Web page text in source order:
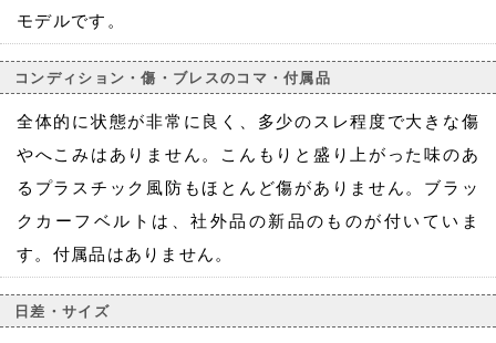
モデルです。
コンディション・傷・ブレスのコマ・付属品
全体的に状態が非常に良く、多少のスレ程度で大きな傷
やへこみはありません。こんもりと盛り上がった味のあ
るプラスチック風防もほとんど傷がありません。ブラッ
クカーフベルトは、社外品の新品のものが付いていま
す。付属品はありません。
日差・サイズ